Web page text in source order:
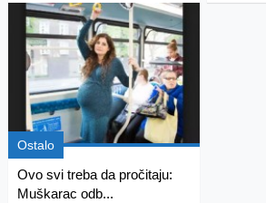
Ostalo
Ovo svi treba da pročitaju:
Muškarac odb...